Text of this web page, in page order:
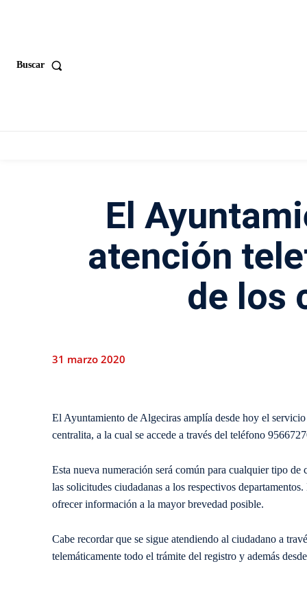
Buscar
El
atención
de los
31 marzo 2020
​El Ayuntamiento de Algeciras amplía desde hoy el
centralita, a la cual se accede a través del teléfono
​Esta nueva numeración será común para cualquier tipo
las solicitudes ciudadanas a los respectivos
ofrecer información a la mayor brevedad posible.
​Cabe recordar que se sigue atendiendo al ciudadano a
telemáticamente todo el trámite del registro y además